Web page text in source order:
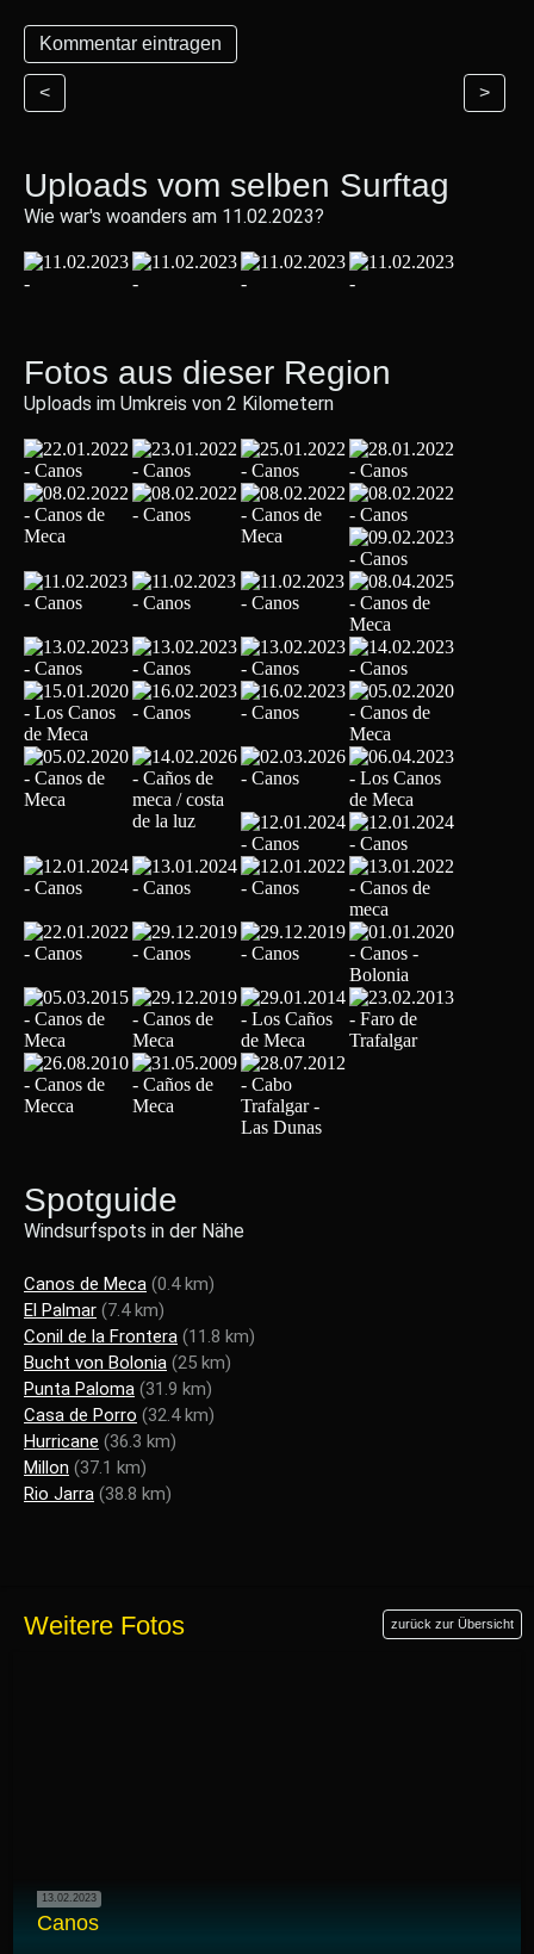
< >
Uploads vom selben Surftag
Wie war's woanders am 11.02.2023?
Fotos aus dieser Region
Uploads im Umkreis von 2 Kilometern
Spotguide
Windsurfspots in der Nähe
Canos de Meca (0.4 km)
El Palmar (7.4 km)
Conil de la Frontera (11.8 km)
Bucht von Bolonia (25 km)
Punta Paloma (31.9 km)
Casa de Porro (32.4 km)
Hurricane (36.3 km)
Millon (37.1 km)
Rio Jarra (38.8 km)
Weitere Fotos zurück zur Übersicht
13.02.2023
Canos